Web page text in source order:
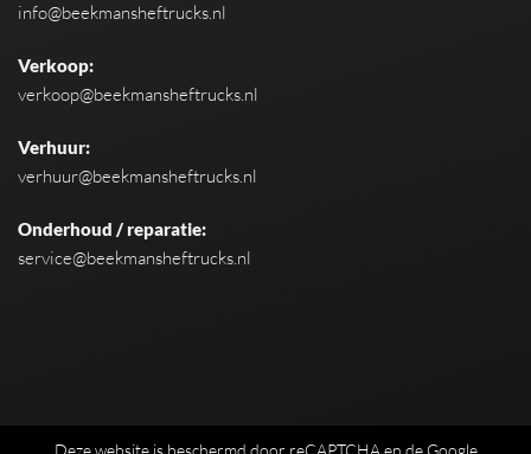
info@beekmansheftrucks.nl
Verkoop:
verkoop@beekmansheftrucks.nl
Verhuur:
verhuur@beekmansheftrucks.nl
Onderhoud / reparatie:
service@beekmansheftrucks.nl